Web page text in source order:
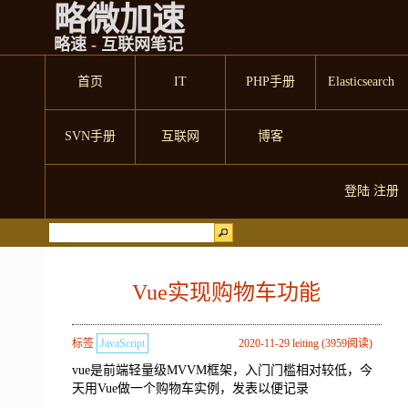
略微加速
略速 - 互联网笔记
首页 IT PHP手册 Elasticsearch
SVN手册 互联网 博客
登陆 注册
Vue实现购物车功能
2020-11-29 leiting (3959阅读)
标签 JavaScript
vue是前端轻量级MVVM框架，入门门槛相对较低，今
天用Vue做一个购物车实例，发表以便记录